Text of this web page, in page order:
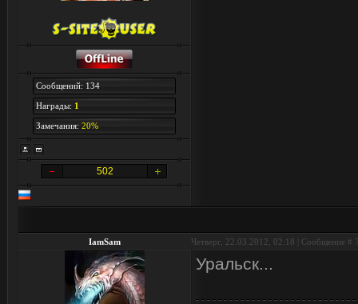
Сообщений: 134
Награды: 1
Замечания: 20%
502
IamSam Четверг, 22.03.2012, 02:18 | Сообщение #
Уральск...